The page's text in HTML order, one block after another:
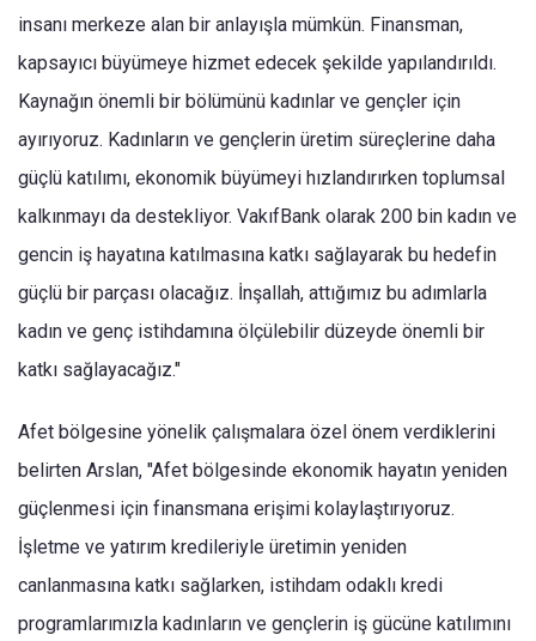
insanı merkeze alan bir anlayışla mümkün. Finansman,
kapsayıcı büyümeye hizmet edecek şekilde yapılandırıldı.
Kaynağın önemli bir bölümünü kadınlar ve gençler için
ayırıyoruz. Kadınların ve gençlerin üretim süreçlerine daha
güçlü katılımı, ekonomik büyümeyi hızlandırırken toplumsal
kalkınmayı da destekliyor. VakıfBank olarak 200 bin kadın ve
gencin iş hayatına katılmasına katkı sağlayarak bu hedefin
güçlü bir parçası olacağız. İnşallah, attığımız bu adımlarla
kadın ve genç istihdamına ölçülebilir düzeyde önemli bir
katkı sağlayacağız."
Afet bölgesine yönelik çalışmalara özel önem verdiklerini
belirten Arslan, "Afet bölgesinde ekonomik hayatın yeniden
güçlenmesi için finansmana erişimi kolaylaştırıyoruz.
İşletme ve yatırım kredileriyle üretimin yeniden
canlanmasına katkı sağlarken, istihdam odaklı kredi
programlarımızla kadınların ve gençlerin iş gücüne katılımını